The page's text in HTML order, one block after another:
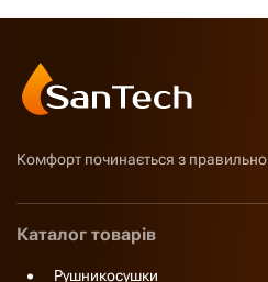
Комфорт починається з
Каталог товарів
Рушникосушки